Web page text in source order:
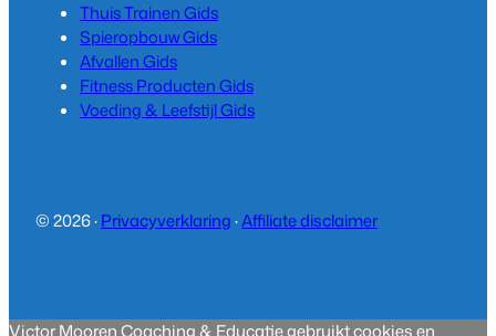
Thuis Trainen Gids
Spieropbouw Gids
Afvallen Gids
Fitness Producten Gids
Voeding & Leefstijl Gids
© 2026 ·Privacyverklaring·Affiliate disclaimer